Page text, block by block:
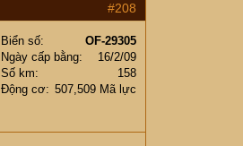
#208
Biển số
OF-29305
Ngày cấp bằng
16/2/09
Số km
158
Động cơ
507,509 Mã lực